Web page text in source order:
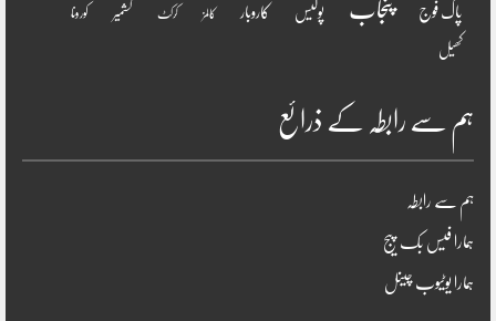
پاک فوج پنجاب پولیس کاروبار کالمز کرکٹ کشمیر کورونا
کھیل
ہم سے رابطہ کے ذرائع
ہم سے رابطہ
ہمارا فیس بک پیج
ہمارا یوٹیوب چینل